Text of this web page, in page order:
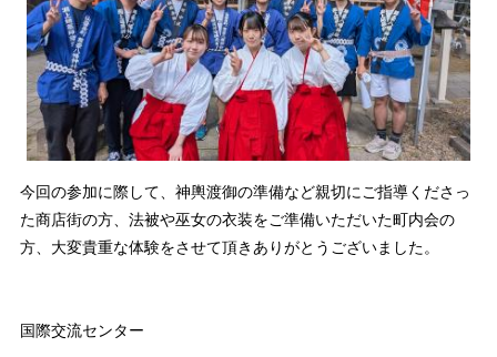
今回の参加に際して、神輿渡御の準備など親切にご指導くださっ
た商店街の方、法被や巫女の衣装をご準備いただいた町内会の
方、大変貴重な体験をさせて頂きありがとうございました。
国際交流センター